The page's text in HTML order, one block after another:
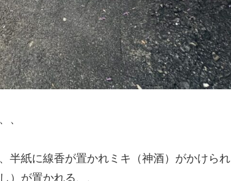
、
半紙に線香が置かれミキ（神酒）がかけられ
）が置かれる、、